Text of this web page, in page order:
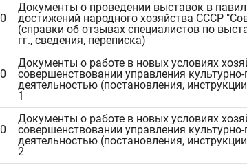
Документы о проведении выставок в
достижений народного хозяйства СССР
(справки об отзывах специалистов по
гг., сведения, переписка)
Документы о работе в новых условиях
совершенствовании управления культурно-
деятельностью (постановления,
1
Документы о работе в новых условиях
совершенствовании управления культурно-
деятельностью (постановления,
2